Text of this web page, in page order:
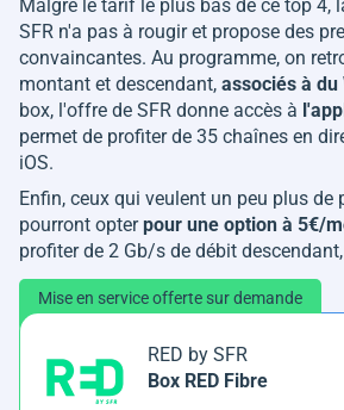
Malgré le tarif le plus bas de ce top 4,
SFR n'a pas à rougir et propose des
convaincantes. Au programme, on
montant et descendant, associés à du
box, l'offre de SFR donne accès à
permet de profiter de 35 chaînes en
iOS.
Enfin, ceux qui veulent un peu plus de
pourront opterpour une option à 5€/
profiter de 2 Gb/s de débit
Mise en service offerte sur demande
RED by SFR
Box RED Fibre